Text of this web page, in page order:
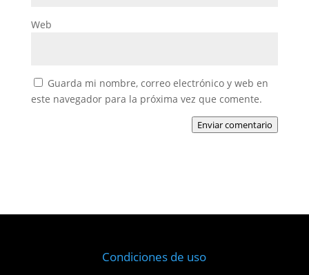
Web
Guarda mi nombre, correo electrónico y web en
este navegador para la próxima vez que comente.
Enviar comentario
Condiciones de uso